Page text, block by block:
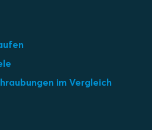
im Vergleich